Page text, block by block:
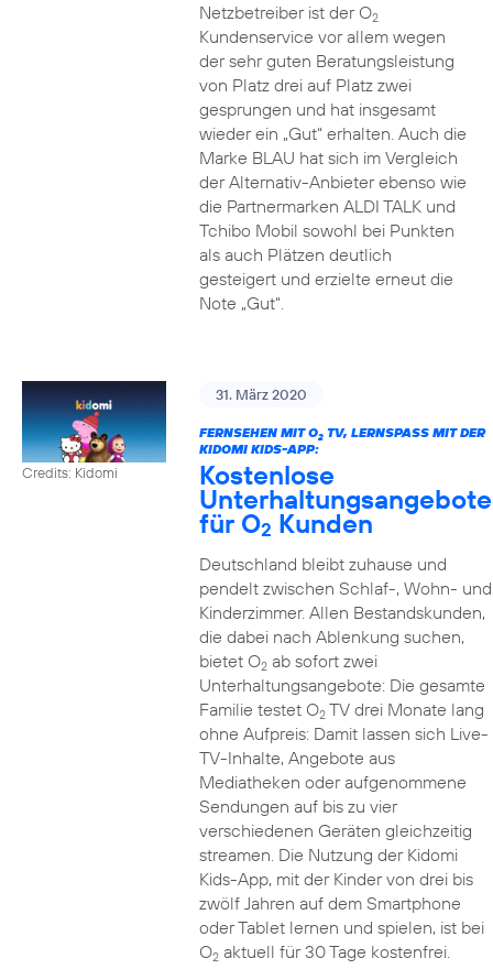
Netzbetreiber ist der O2
Kundenservice vor allem wegen
der sehr guten Beratungsleistung
von Platz drei auf Platz zwei
gesprungen und hat insgesamt
wieder ein „Gut“ erhalten. Auch die
Marke BLAU hat sich im Vergleich
der Alternativ-Anbieter ebenso wie
die Partnermarken ALDI TALK und
Tchibo Mobil sowohl bei Punkten
als auch Plätzen deutlich
gesteigert und erzielte erneut die
Note „Gut“.
Credits: Kidomi
31. März 2020
FERNSEHEN MIT O2TV, LERNSPASS MIT DER K
IDOMI KIDS-APP:
Kostenlose
Unterhaltungsangebote
für O2 Kunden
Deutschland bleibt zuhause und
pendelt zwischen Schlaf-, Wohn- und
Kinderzimmer. Allen Bestandskunden,
die dabei nach Ablenkung suchen,
bietet O2ab sofort zwei
Unterhaltungsangebote: Die gesamte
Familie testet O2TV drei Monate lang
ohne Aufpreis: Damit lassen sich Live-
TV-Inhalte, Angebote aus
Mediatheken oder aufgenommene
Sendungen auf bis zu vier
verschiedenen Geräten gleichzeitig
streamen. Die Nutzung der Kidomi
Kids-App, mit der Kinder von drei bis
zwölf Jahren auf dem Smartphone
oder Tablet lernen und spielen, ist bei
O2aktuell für 30 Tage kostenfrei.